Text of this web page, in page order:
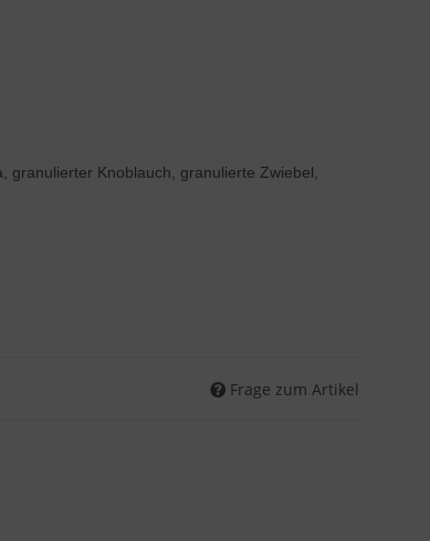
granulierter Knoblauch, granulierte Zwiebel,
Frage zum Artikel